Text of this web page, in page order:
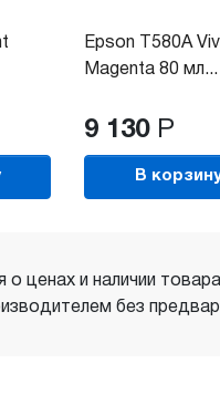
Epson T580A
Magenta 80 мл...
9 130 Р
В
ценах и наличии
без